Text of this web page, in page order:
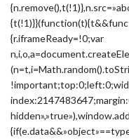
{r.iframeReady=!0;var